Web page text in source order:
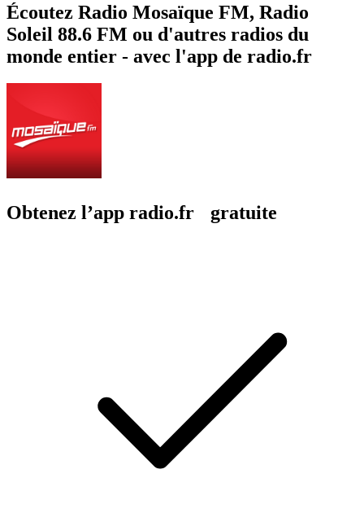
Écoutez Radio Mosaïque FM, Radio
Soleil 88.6 FM ou d'autres radios du
monde entier - avec l'app de radio.fr
Obtenez l’app radio.fr gratuite